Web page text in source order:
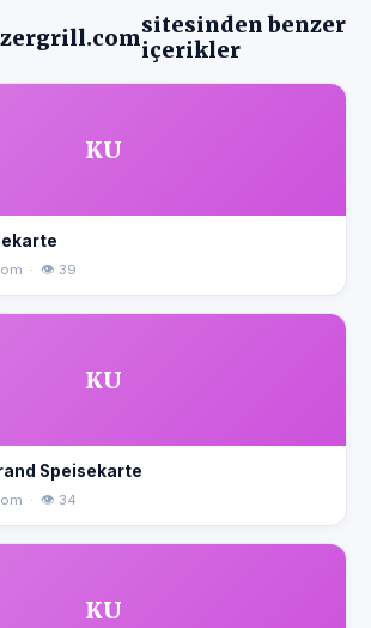
sitesinden benzer
içerikler
KU
· 👁 39
KU
Speisekarte
· 👁 34
KU